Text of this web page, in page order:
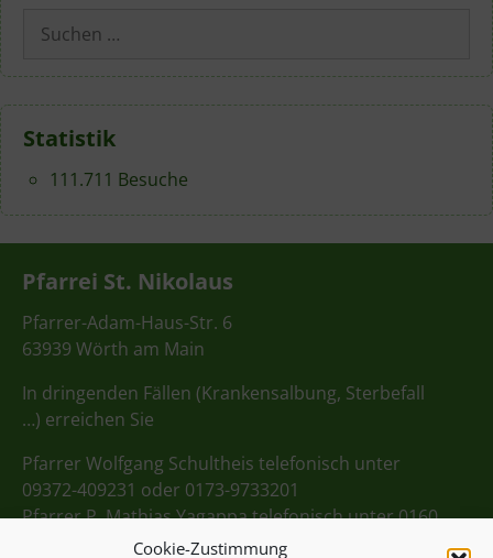
Cookie-Zustimmung
Suchen
nach:
Statistik
111.711 Besuche
Pfarrei St. Nikolaus
Pfarrer-Adam-Haus-Str. 6
63939 Wörth am Main
In dringenden Fällen (Krankensalbung, Sterbefall
…) erreichen Sie
Pfarrer Wolfgang Schultheis telefonisch unter
09372-409231 oder 0173-9733201
Pfarrer P. Mathias Yagappa telefonisch unter 0160